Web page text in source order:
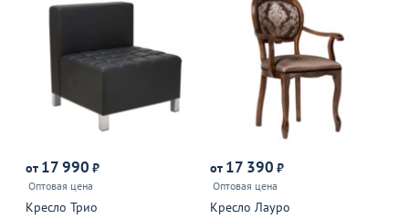
от 17 990 ₽
Оптовая цена
Кресло Трио
от 17 390 ₽
Оптовая цена
Кресло Лауро